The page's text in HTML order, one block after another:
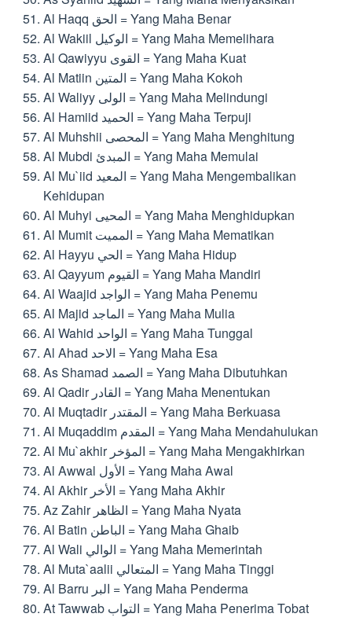
Al Haqq الحق = Yang Maha Benar
Al Wakiil الوكيل = Yang Maha Memelihara
Al Qawiyyu القوى = Yang Maha Kuat
Al Matiin المتين = Yang Maha Kokoh
Al Waliyy الولى = Yang Maha Melindungi
Al Hamiid الحميد = Yang Maha Terpuji
Al Muhshii المحصى = Yang Maha Menghitung
Al Mubdi المبدئ = Yang Maha Memulai
Al Mu`iid المعيد = Yang Maha Mengembalikan
Kehidupan
Al Muhyi المحيى = Yang Maha Menghidupkan
Al Mumit المميت = Yang Maha Mematikan
Al Hayyu الحي = Yang Maha Hidup
Al Qayyum القيوم = Yang Maha Mandiri
Al Waajid الواجد = Yang Maha Penemu
Al Majid الماجد = Yang Maha Mulia
Al Wahid الواحد = Yang Maha Tunggal
Al Ahad الاحد = Yang Maha Esa
As Shamad الصمد = Yang Maha Dibutuhkan
Al Qadir القادر = Yang Maha Menentukan
Al Muqtadir المقتدر = Yang Maha Berkuasa
Al Muqaddim المقدم = Yang Maha Mendahulukan
Al Mu`akhir المؤخر = Yang Maha Mengakhirkan
Al Awwal الأول = Yang Maha Awal
Al Akhir الأخر = Yang Maha Akhir
Az Zahir الظاهر = Yang Maha Nyata
Al Batin الباطن = Yang Maha Ghaib
Al Wali الوالي = Yang Maha Memerintah
Al Muta`aalii المتعالي = Yang Maha Tinggi
Al Barru البر = Yang Maha Penderma
At Tawwab التواب = Yang Maha Penerima Tobat